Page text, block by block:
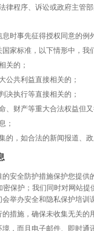
律程序、诉讼或政府主管
息时事先征得授权同意的例
家标准，以下情形中，
关的；
公共利益直接相关的；
决执行等直接相关的；
、财产等重大合法权益但
；
的，如合法的新闻报道、政
的安全防护措施保护您提
密保护；我们同时对网站
举办安全和隐私保护培训
的措施，确保未收集无关
境，而且电子邮件、即时